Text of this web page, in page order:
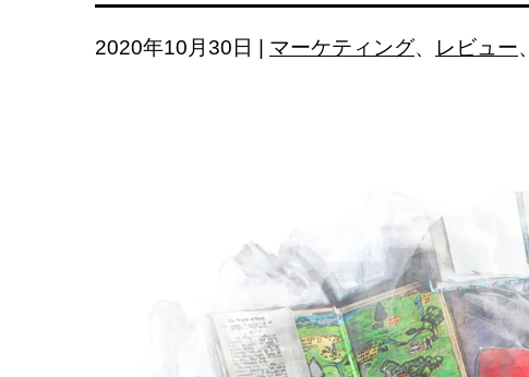
2020年10月30日 マーケティング、 レビュー、